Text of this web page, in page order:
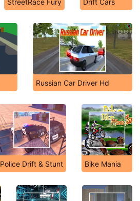
StreetRace Fury Drift Cars
Russian Car Driver Hd
Police Drift & Stunt Bike Mania